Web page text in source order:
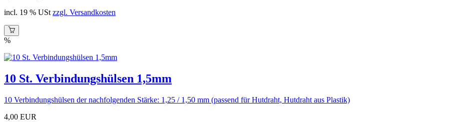
incl. 19 % USt zzgl. Versandkosten
%
10 St. Verbindungshülsen 1,5mm
10 Verbindungshülsen der nachfolgenden Stärke: 1,25 / 1,50 mm (passend für Hutdraht, Hutdraht aus Plastik)
4,00 EUR